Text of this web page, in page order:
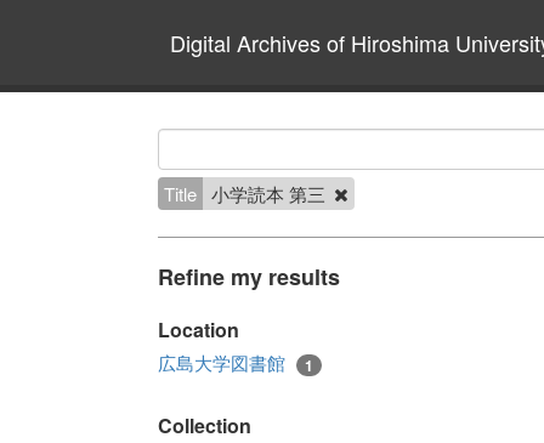
Digital Archives of Hiroshima
Title 小学読本 第三
Refine my results
Location
広島大学図書館 1
Collection